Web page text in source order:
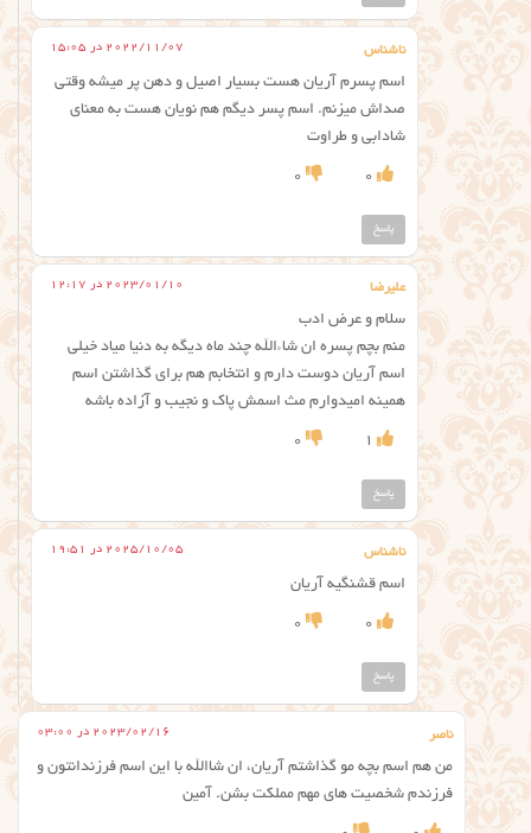
ناشناس 2022/11/07 در 15:05
اسم پسرم آریان هست بسیار اصیل و دهن پر میشه وقتی
صداش میزنم. اسم پسر دیگم هم نویان هست به معنای
شادابی و طراوت
0
0
پاسخ
علیرضا 2023/01/10 در 12:17
سلام و عرض ادب
منم بچم پسره ان شاءالله چند ماه دیگه به دنیا میاد خیلی
اسم آریان دوست دارم و انتخابم هم برای گذاشتن اسم
همینه امیدوارم مث اسمش پاک و نجیب و آزاده باشه
1
0
پاسخ
ناشناس 2025/10/05 در 19:51
اسم قشنگیه آریان
0
0
پاسخ
ناصر 2023/02/16 در 03:00
من هم اسم بچه مو گذاشتم آریان، ان شاالله با این اسم فرزندانتون و
فرزندم شخصیت های مهم مملکت بشن. آمین